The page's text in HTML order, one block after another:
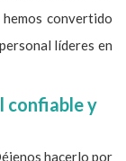
convertido
líderes en
confiable y
hacerlo por